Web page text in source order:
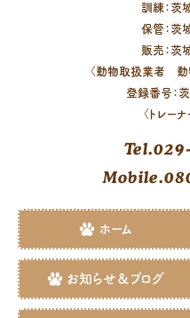
訓練：茨
保管：茨
販売：茨
〈動物取扱業者
登録番号：
〈トレー
ホーム
お知らせ＆ブログ